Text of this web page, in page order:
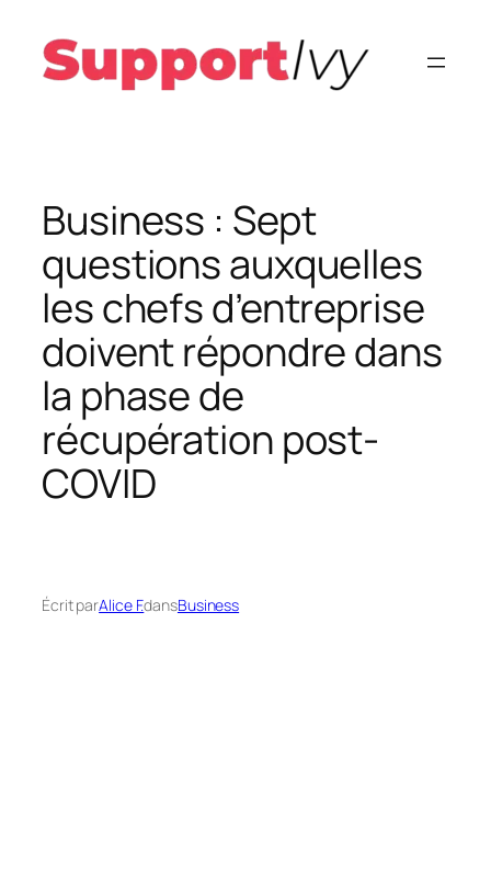
contenu
Business : Sept
questions auxquelles
les chefs d’entreprise
doivent répondre dans
la phase de
récupération post-
COVID
Écrit parAlice F.dansBusiness